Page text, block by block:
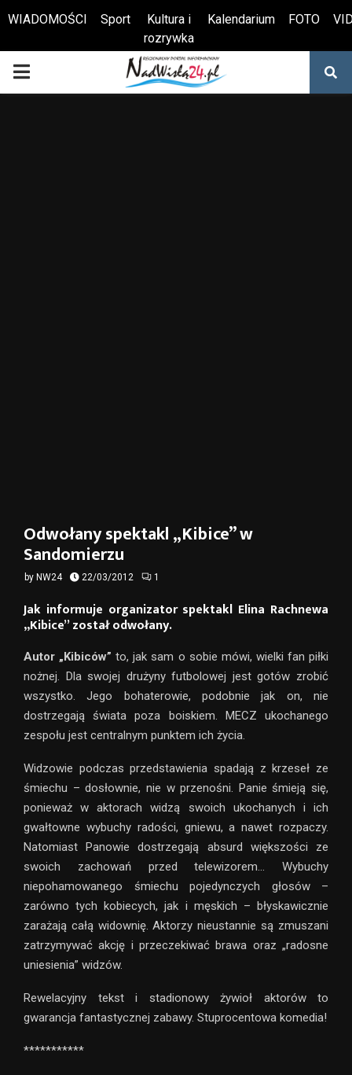
Otwórz pasek narzędzi
WIADOMOŚCI Sport
Kultura i
rozrywka
Kalendarium FOTO
PRIMARY
Odwołany spektakl „Kibice” w
Sandomierzu
by NW24 22/03/2012 1
Jak informuje organizator spektakl Elina Rachnewa
„Kibice” został odwołany.
Autor „Kibiców”to, jak sam o sobie mówi, wielki fan piłki
nożnej. Dla swojej drużyny futbolowej jest gotów zrobić
wszystko. Jego bohaterowie, podobnie jak on, nie
dostrzegają świata poza boiskiem. MECZ ukochanego
zespołu jest centralnym punktem ich życia.
Widzowie podczas przedstawienia spadają z krzeseł ze
śmiechu – dosłownie, nie w przenośni. Panie śmieją się,
ponieważ w aktorach widzą swoich ukochanych i ich
gwałtowne wybuchy radości, gniewu, a nawet rozpaczy.
Natomiast Panowie dostrzegają absurd większości ze
swoich zachowań przed telewizorem… Wybuchy
niepohamowanego śmiechu pojedynczych głosów –
zarówno tych kobiecych, jak i męskich – błyskawicznie
zarażają całą widownię. Aktorzy nieustannie są zmuszani
zatrzymywać akcję i przeczekiwać brawa oraz „radosne
uniesienia” widzów.
Rewelacyjny tekst i stadionowy żywioł aktorów to
gwarancja fantastycznej zabawy. Stuprocentowa komedia!
***********